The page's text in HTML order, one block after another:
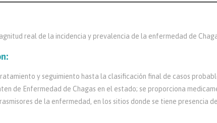
real de la incidencia y prevalencia de la enfermedad de
y seguimiento hasta la clasificación final de casos
de Enfermedad de Chagas en el estado; se proporciona
de la enfermedad, en los sitios donde se tiene presencia